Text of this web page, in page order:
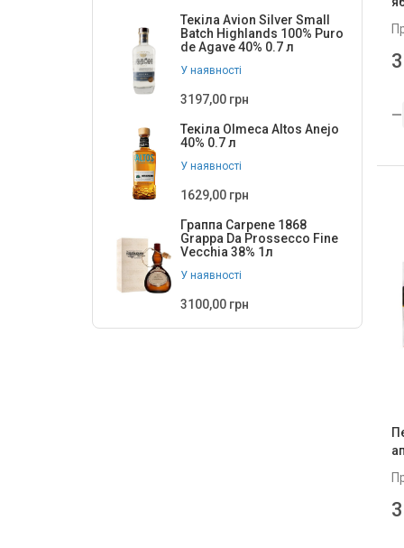
Текіла Avion Silver Small
Batch Highlands 100% Puro
de Agave 40% 0.7 л
У наявності
3197,00 грн
Текіла Olmeca Altos Anejo
40% 0.7 л
У наявності
1629,00 грн
Граппа Carpene 1868
Grappa Da Prossecco Fine
Vecchia 38% 1л
У наявності
3100,00 грн